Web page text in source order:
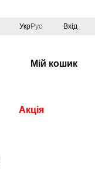
УкрРус Вхід
Мій кошик
Акція